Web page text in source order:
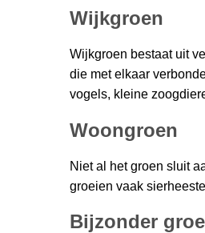
Wijkgroen
Wijkgroen bestaat uit
die met elkaar
vogels, kleine
Woongroen
Niet al het groen sluit
groeien vaak
Bijzonder